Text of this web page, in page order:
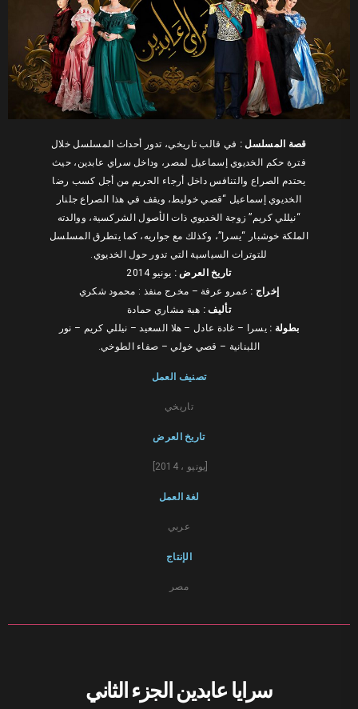
قصة المسلسل : في قالب تاريخي، تدور أحداث المسلسل خلال
فترة حكم الخديوي إسماعيل لمصر، وداخل سراي عابدين، حيث
يحتدم الصراع والتنافس داخل أرجاء الحريم من أجل كسب رضا
الخديوي إسماعيل “قصي خوليط، ويقف في هذا الصراع جلنار
“نيللي كريم” زوجة الخديوي ذات الأصول الشركسية، ووالدته
الملكة خوشبار “يسرا”، وكذلك مع جواريه، كما يتطرق المسلسل
للتوترات السياسية التي تدور حول الخديوي.
تاريخ العرض : يونيو 2014
ﺇﺧﺮاﺝ : عمرو عرفة – مخرج منفذ : محمود شكري
ﺗﺄﻟﻴﻒ : هبة مشاري حمادة
بطولة : يسرا – غادة عادل – هلا السعيد – نيللي كريم – نور
اللبنانية – قصي خولي – صفاء الطوخي.
تصنيف العمل
تاريخي
تاريخ العرض
لغة العمل
عربي
الإنتاج
مصر
سرايا عابدين الجزء الثاني